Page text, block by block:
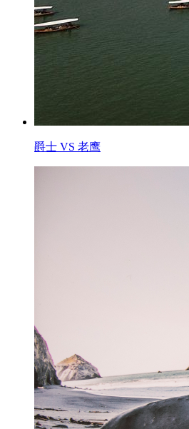
爵士 VS 老鹰